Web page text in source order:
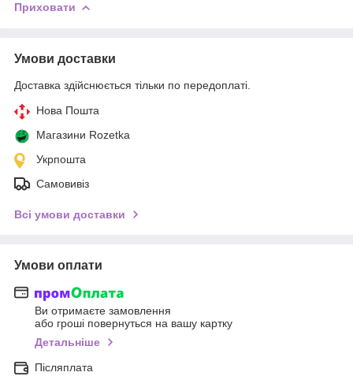
Приховати
Умови доставки
Доставка здійснюється тільки по передоплаті.
Нова Пошта
Магазини Rozetka
Укрпошта
Самовивіз
Всі умови доставки
Умови оплати
Ви отримаєте замовлення
або гроші повернуться на вашу картку
Детальніше
Післяплата